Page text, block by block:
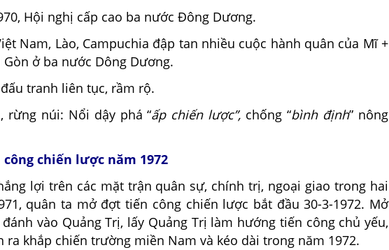
Hội nghị cấp cao ba nước Đông Dương.
Nam, Lào, Campuchia đập tan nhiều cuộc hành quân của Mĩ +
Gòn ở ba nước Dông Dương.
tranh liên tục, rầm rộ.
rừng núi: Nổi dậy phá “ấp chiến lược”, chống “bình định” nông
công chiến lược năm 1972
lợi trên các mặt trận quân sự, chính trị, ngoại giao trong hai
quân ta mở đợt tiến công chiến lược bắt đầu 30-3-1972. Mở
vào Quảng Trị, lấy Quảng Trị làm hướng tiến công chủ yếu,
ra khắp chiến trường miền Nam và kéo dài trong năm 1972.